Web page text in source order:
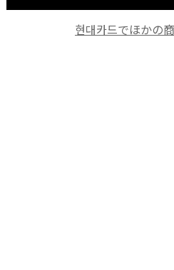
현대카드でほかの